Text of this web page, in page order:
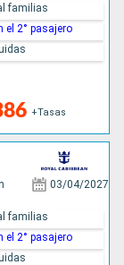
+Tasas
familias
el 2° pasajero
03/04/2027
familias
el 2° pasajero